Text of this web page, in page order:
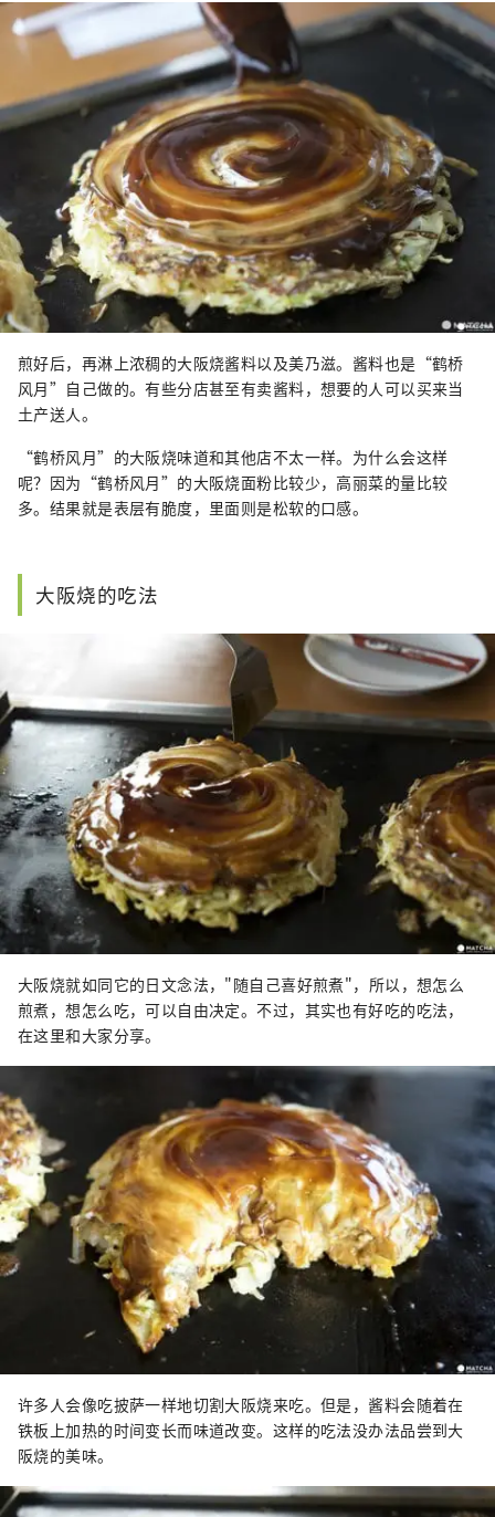
煎好后，再淋上浓稠的大阪烧酱料以及美乃滋。酱料也是“鹤桥
风月”自己做的。有些分店甚至有卖酱料，想要的人可以买来当
土产送人。
“鹤桥风月”的大阪烧味道和其他店不太一样。为什么会这样
呢？因为“鹤桥风月”的大阪烧面粉比较少，高丽菜的量比较
多。结果就是表层有脆度，里面则是松软的口感。
大阪烧的吃法
大阪烧就如同它的日文念法，"随自己喜好煎煮"，所以，想怎么
煎煮，想怎么吃，可以自由决定。不过，其实也有好吃的吃法，
在这里和大家分享。
许多人会像吃披萨一样地切割大阪烧来吃。但是，酱料会随着在
铁板上加热的时间变长而味道改变。这样的吃法没办法品尝到大
阪烧的美味。